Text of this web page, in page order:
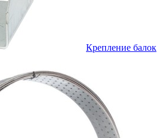
Крепление балок